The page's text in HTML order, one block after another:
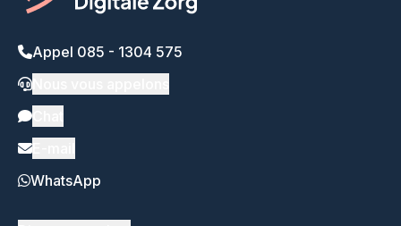
Appel 085 - 1304 575
WhatsApp